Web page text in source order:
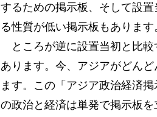
するための掲示板、そして設
る性質が低い掲示板もあります
ところが逆に設置当初と比較
あります。今、アジアがどん
ます。この「アジア政治経済
の政治と経済は単発で掲示板